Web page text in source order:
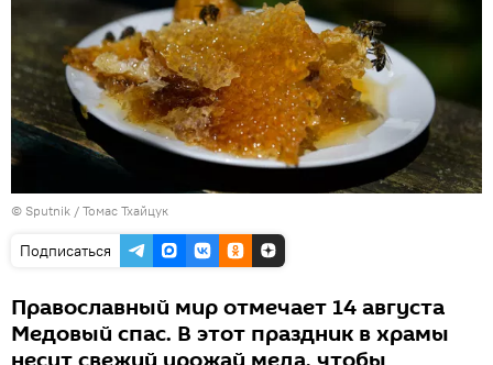
© Sputnik / Томас Тхайцук
Подписаться
Православный мир отмечает 14 августа
Медовый спас. В этот праздник в храмы